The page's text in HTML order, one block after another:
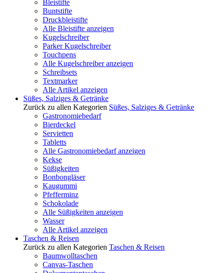
Bleistifte
Buntstifte
Druckbleistifte
Alle Bleistifte anzeigen
Kugelschreiber
Parker Kugelschreiber
Touchpens
Alle Kugelschreiber anzeigen
Schreibsets
Textmarker
Alle Artikel anzeigen
Süßes, Salziges & Getränke
Zurück zu allen Kategorien Süßes, Salziges & Getränke
Gastronomiebedarf
Bierdeckel
Servietten
Tabletts
Alle Gastronomiebedarf anzeigen
Kekse
Süßigkeiten
Bonbongläser
Kaugummi
Pfefferminz
Schokolade
Alle Süßigkeiten anzeigen
Wasser
Alle Artikel anzeigen
Taschen & Reisen
Zurück zu allen Kategorien Taschen & Reisen
Baumwolltaschen
Canvas-Taschen